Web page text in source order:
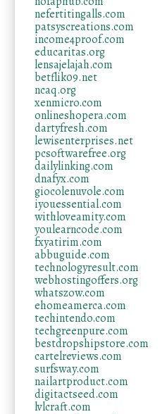
nefertitingalls.com
patsyscreations.com
income4proof.com
educaritas.org
lensajelajah.com
betflik09.net
ncaq.org
xenmicro.com
onlineshopera.com
dartyfresh.com
lewisenterprises.net
pcsoftwarefree.org
dailylinking.com
dnafyx.com
giocolenuvole.com
iyouessential.com
withloveamity.com
youlearncode.com
fxyatirim.com
abbuguide.com
technologyresult.com
webhostingoffers.org
whatszow.com
ehomeamerca.com
techintendo.com
techgreenpure.com
bestdropshipstore.com
cartelreviews.com
surfsway.com
nailartproduct.com
digitactseed.com
lvlcraft.com